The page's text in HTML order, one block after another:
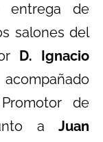
entrega de
salones del
D.
Ignacio
de
a Juan